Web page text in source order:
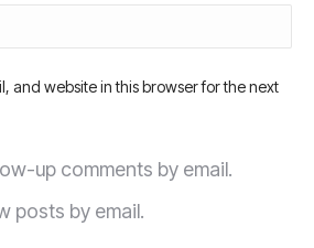
and website in this browser for the next
up comments by email.
posts by email.